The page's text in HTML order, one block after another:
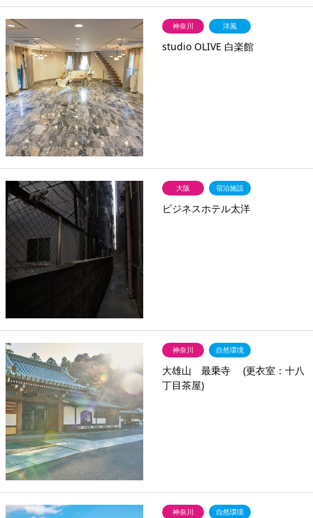
神奈川 洋風
studio OLIVE 白楽館
大阪 宿泊施設
ビジネスホテル太洋
神奈川 自然環境
大雄山 最乗寺 (更衣室：十八
丁目茶屋)
神奈川 自然環境